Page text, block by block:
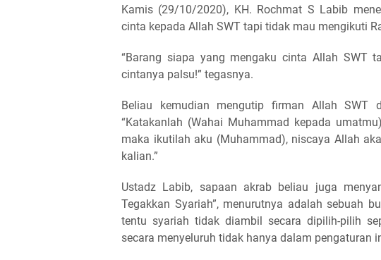
Kamis (29/10/2020), KH. Rochmat S Labib
cinta kepada Allah SWT tapi tidak mau mengikuti
“Barang siapa yang mengaku cinta Allah SWT
cintanya palsu!” tegasnya.
Beliau kemudian mengutip firman Allah SWT
“Katakanlah (Wahai Muhammad kepada
maka ikutilah aku (Muhammad), niscaya Allah
kalian.”
Ustadz Labib, sapaan akrab beliau juga
Tegakkan Syariah”, menurutnya adalah sebuah
tentu syariah tidak diambil secara dipilih-pilih
secara menyeluruh tidak hanya dalam pengaturan